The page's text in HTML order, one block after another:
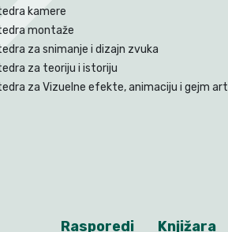
kamere
montaže
za snimanje i dizajn zvuka
za teoriju i istoriju
za Vizuelne efekte, animaciju i gejm art
Rasporedi Knjižara